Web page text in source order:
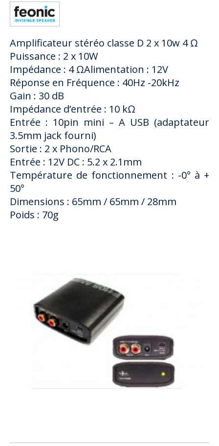
Amplificateur stéréo classe D 2 x 10w 4 Ω
Puissance : 2 x 10W
Impédance : 4 ΩAlimentation : 12V
Réponse en Fréquence : 40Hz -20kHz
Gain : 30 dB
Impédance d’entrée : 10 kΩ
Entrée : 10pin mini – A USB (adaptateur
3.5mm jack fourni)
Sortie : 2 x Phono/RCA
Entrée : 12V DC : 5.2 x 2.1mm
Température de fonctionnement : -0° à +
50°
Dimensions : 65mm / 65mm / 28mm
Poids : 70g